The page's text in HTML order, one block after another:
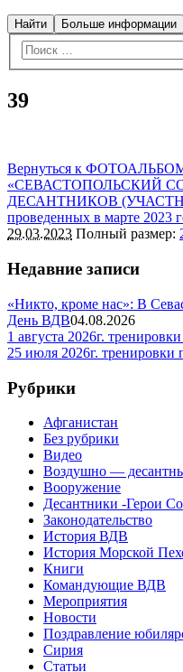
Найти Больше информации
39
Вернуться к
«СЕВАСТОПОЛЬСКИЙ
ДЕСАНТНИКОВ
проведенных в марте 2023
29.03.2023 Полный размер:
Недавние записи
«Никто, кроме нас»: В
День ВДВ04.08.2026
1 августа 2026г.
25 июля 2026г.
Рубрики
Афганистан
Без рубрики
Видео
Воздушно —
Вооружение
Десантники -Герои
Законодательство
История ВДВ
История Морской
Книги
Командующие ВДВ
Мероприятия
Новости
Поздравление
Сирия
Статьи